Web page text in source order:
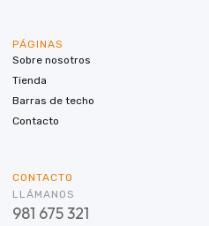
PÁGINAS
Sobre nosotros
Tienda
Barras de techo
Contacto
CONTACTO
LLÁMANOS
981 675 321